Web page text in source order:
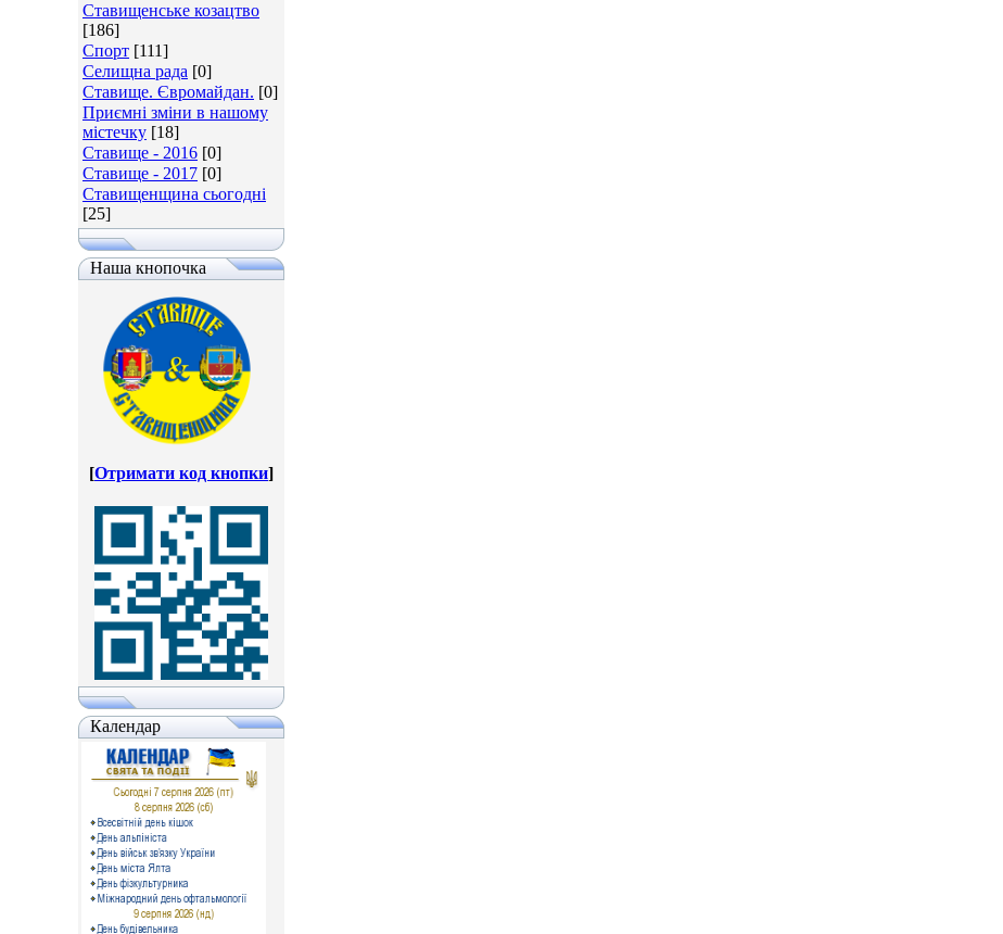
Ставищенське козацтво
[186]
Спорт [111]
Селищна рада [0]
Ставище. Євромайдан. [0]
Приємні зміни в нашому
містечку [18]
Ставище - 2016 [0]
Ставище - 2017 [0]
Ставищенщина сьогодні
[25]
Наша кнопочка
[Отримати код кнопки]
Календар